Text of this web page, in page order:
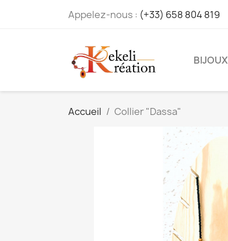
Appelez-nous : (+33) 658 804 819
BIJOUX
Accueil Collier "Dassa"